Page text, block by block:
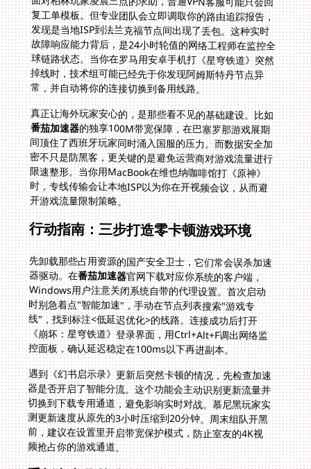
常，并自动将你的连接切换到备用线路。
真正让海外玩家安心的，是那些看不见的基础建设。比如
番茄加速器的独享100M带宽保障，在巴塞罗那游戏展期
间顶住了西班牙玩家同时涌入国服的压力。而数据安全加
密不只是防黑客，更关键的是避免运营商对游戏流量进行
限速整形。当你用MacBook在维也纳咖啡馆打《原神》
时，专线传输会让本地ISP以为你在开视频会议，从而避
开游戏流量限制策略。
行动指南：三步打造零卡顿游戏环境
先卸载那些占用资源的国产安全卫士，它们常会误杀加速
器驱动。在番茄加速器官网下载对应你系统的客户端，
Windows用户注意关闭系统自带的代理设置。首次启动
时别急着点"智能加速"，手动在节点列表搜索"游戏专
线"，找到标注<低延迟优化>的线路。连接成功后打开
《崩坏：星穹铁道》登录界面，用Ctrl+Alt+F调出网络监
控面板，确认延迟稳定在100ms以下再进副本。
遇到《幻书启示录》更新后突然卡顿的情况，先检查加速
器是否开启了智能分流。这个功能会主动识别更新流量并
切换到下载专用通道，避免影响实时对战。慕尼黑玩家实
测更新速度从原先的3小时压缩到20分钟。周末组队开黑
前，建议在设置里开启带宽保护模式，防止室友的4K视
频抢占你的游戏通道。